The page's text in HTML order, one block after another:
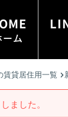
ーム
賃貸居住用一覧
ました。